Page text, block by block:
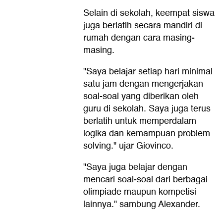
Selain di sekolah, keempat siswa
juga berlatih secara mandiri di
rumah dengan cara masing-
masing.
"Saya belajar setiap hari minimal
satu jam dengan mengerjakan
soal-soal yang diberikan oleh
guru di sekolah. Saya juga terus
berlatih untuk memperdalam
logika dan kemampuan problem
solving." ujar Giovinco.
"Saya juga belajar dengan
mencari soal-soal dari berbagai
olimpiade maupun kompetisi
lainnya." sambung Alexander.